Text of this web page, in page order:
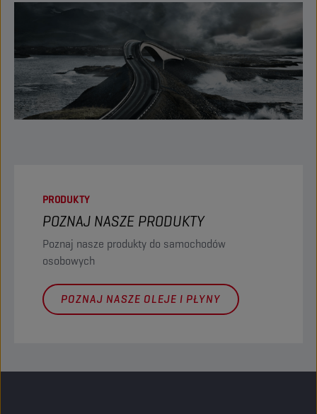
PRODUKTY
POZNAJ NASZE PRODUKTY
Poznaj nasze produkty do samochodów
osobowych
POZNAJ NASZE OLEJE I PŁYNY